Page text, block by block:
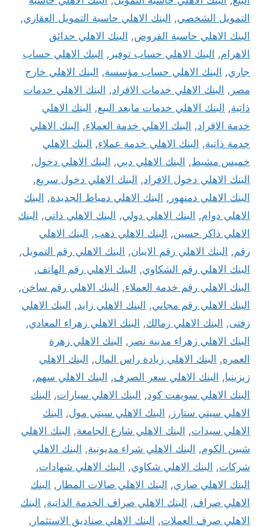
التمويل الشخصي, البنك الاهلي حاسبة التمويل العقاري,
البنك الاهلي حاسبة القروض, البنك الاهلي حدائق
الاهرام, البنك الاهلي حساب توفير , البنك الاهلي حساب
جاري, البنك الاهلي حساب مؤسسة, البنك الاهلي خارج
مصر , البنك الاهلي خدمات الافراد, البنك الاهلي خدمات
ذاتية, البنك الاهلي خدمات مابعد البيع, البنك الاهلي
خدمة الافراد, البنك الاهلي خدمة العملاء, البنك الاهلي
خدمة ذاتية, البنك الاهلي خدمة عملاء, البنك الاهلي
خميس مشيط, البنك الاهلي دبي, البنك الاهلي دخول,
البنك الاهلي دخول الافراد, البنك الاهلي دخول سريع,
البنك الاهلي دمنهور , البنك الاهلي دمياط الجديدة, البنك
الاهلي دوام, البنك الاهلي دولي, البنك الاهلي ذاتي, البنك
الاهلي ذاكر حسين, البنك الاهلي ذهب, البنك الاهلي
رقم, البنك الاهلي رقم الايبان, البنك الاهلي رقم التمويل,
البنك الاهلي رقم الشكاوي, البنك الاهلي رقم الهاتف,
البنك الاهلي رقم خدمة العملاء, البنك الاهلي رقم ساخن,
البنك الاهلي رقم مجاني, البنك الاهلي زايد, البنك الاهلي
زفتى, البنك الاهلي زمالك, البنك الاهلي زهراء المعادي,
البنك الاهلي زهراء مدينة نصر , البنك الاهلي زهرة
العمره, البنك الاهلي زيادة راس المال, البنك الاهلي
زيزينيا, البنك الاهلي سعر الصرف, البنك الاهلي سهم,
البنك الاهلي سويفت كود, البنك الاهلي سيارات, البنك
الاهلي سيتي ستارز , البنك الاهلي سيتي مول, البنك
الاهلي سيدات, البنك الاهلي شارع الجامعة, البنك الاهلي
شبين الكوم, البنك الاهلي شراء مديونية, البنك الاهلي
شركات, البنك الاهلي شكاوي, البنك الاهلي شهادات,
البنك الاهلي صاري, البنك الاهلي صالات المطار , البنك
الاهلي صراف, البنك الاهلي صراف الخدمة الذاتية, البنك
الاهلي صرف العملات, البنك الاهلي صناديق الاستثمار ,